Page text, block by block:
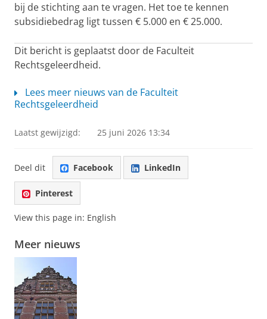
bij de stichting aan te vragen. Het toe te kennen
subsidiebedrag ligt tussen € 5.000 en € 25.000.
Dit bericht is geplaatst door de Faculteit
Rechtsgeleerdheid.
Lees meer nieuws van de Faculteit
Rechtsgeleerdheid
Laatst gewijzigd: 25 juni 2026 13:34
Deel dit Facebook LinkedIn
Pinterest
View this page in: English
Meer nieuws